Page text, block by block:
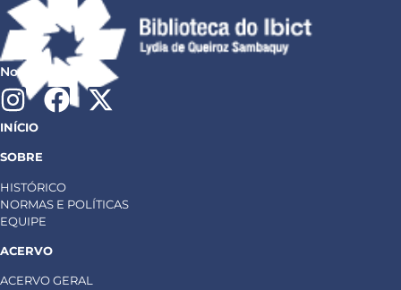
Nossas redes:
INÍCIO
SOBRE
HISTÓRICO
NORMAS E POLÍTICAS
EQUIPE
ACERVO
ACERVO GERAL